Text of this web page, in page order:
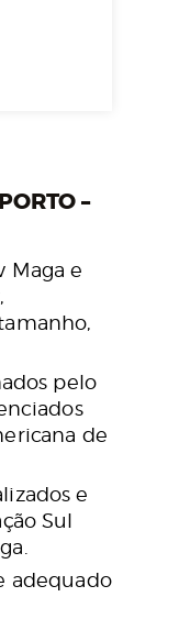
–
Maga e
pelo
de
e
Sul
adequado